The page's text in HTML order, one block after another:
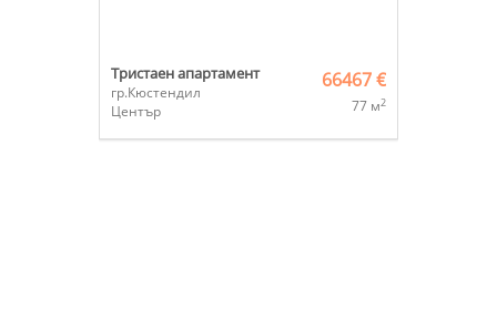
Тристаен апартамент
гр.Кюстендил
Център
66467 €
77 м2